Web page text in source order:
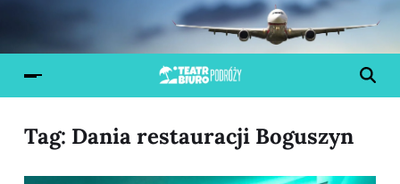
Tag: Dania restauracji Boguszyn